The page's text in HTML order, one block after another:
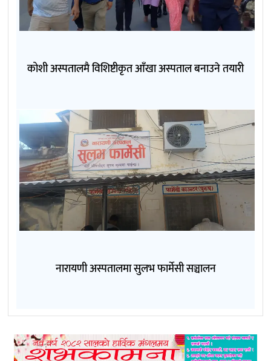
कोशी अस्पतालमै विशिष्टीकृत आँखा अस्पताल बनाउने तयारी
नारायणी अस्पतालमा सुलभ फार्मेसी सञ्चालन